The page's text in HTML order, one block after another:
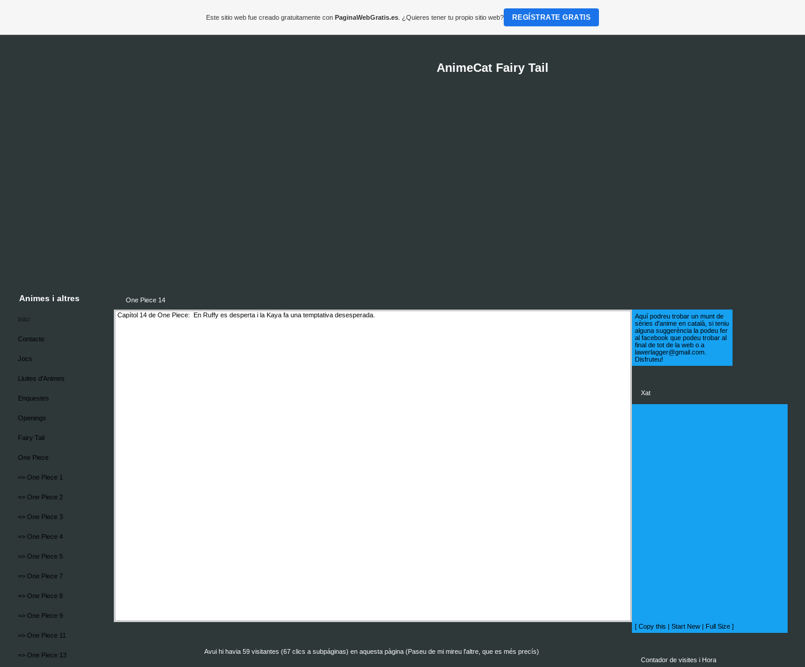
AnimeCat Fairy Tail
Animes i altres
Inici
Contacte
Jocs
Lluites d'Animes
Enquestes
Openings
Fairy Tail
One Piece
=> One Piece 1
=> One Piece 2
=> One Piece 3
=> One Piece 4
=> One Piece 5
=> One Piece 7
=> One Piece 8
=> One Piece 9
=> One Piece 11
=> One Piece 13
One Piece 14
Capítol 14 de One Piece: En Ruffy es desperta i la Kaya fa una temptativa desesperada.
Avui hi havia 59 visitantes (67 clics a subpáginas) en aquesta pàgina (Paseu de mi mireu l'altre, que es més precís)
Aquí podreu trobar un munt de
sèries d'anime en català, si teniu
alguna suggerència la podeu fer
al facebook que podeu trobar al
final de tot de la web o a
lawerlagger@gmail.com.
Disfruteu!
Xat
[ Copy this | Start New | Full Size ]
Contador de visites i Hora
Este sitio web fue creado gratuitamente con PaginaWebGratis.es. ¿Quieres tener tu propio sitio web? REGÍSTRATE GRATIS